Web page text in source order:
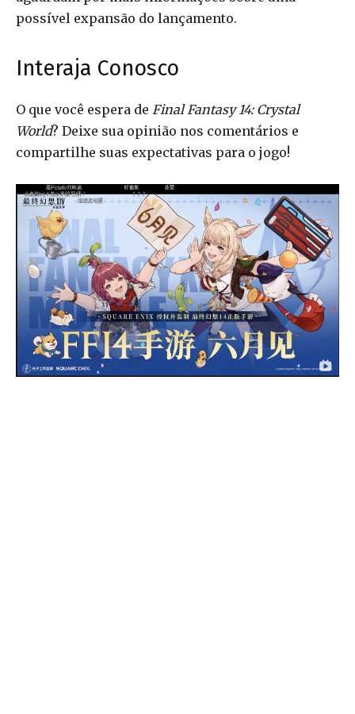
possível expansão do lançamento.
Interaja Conosco
O que você espera de Final Fantasy 14: Crystal
World? Deixe sua opinião nos comentários e
compartilhe suas expectativas para o jogo!